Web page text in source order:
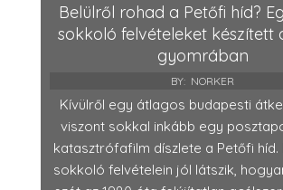
Belülről rohad a Petőfi híd?
sokkoló felvételeket készített
gyomrában
BY: NORKER
Kívülről egy átlagos budapesti
viszont sokkal inkább egy
katasztrófafilm díszlete a Petőfi híd.
sokkoló felvételein jól látszik,